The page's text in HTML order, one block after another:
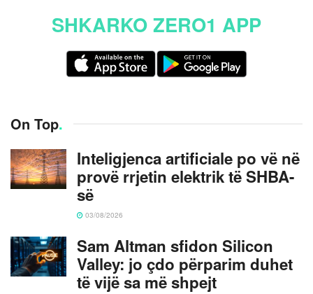
SHKARKO ZERO1 APP
On Top.
Inteligjenca artificiale po vë në
provë rrjetin elektrik të SHBA-
së
03/08/2026
Sam Altman sfidon Silicon
Valley: jo çdo përparim duhet
të vijë sa më shpejt